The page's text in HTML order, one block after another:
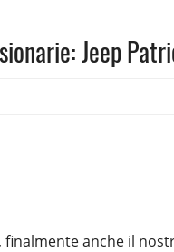
Jeep
anche il